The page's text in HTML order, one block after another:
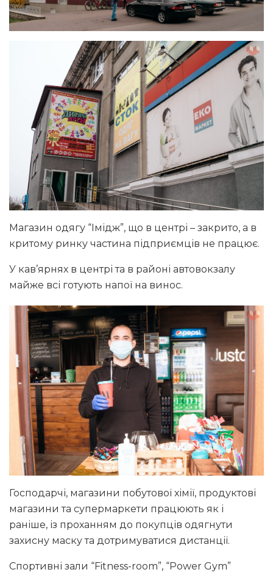
Магазин одягу “Імідж”, що в центрі – закрито, а в
критому ринку частина підприємців не працює.
У кав’ярнях в центрі та в районі автовокзалу
майже всі готують напої на винос.
Господарчі, магазини побутової хімії, продуктові
магазини та супермаркети працюють як і
раніше, із проханням до покупців одягнути
захисну маску та дотримуватися дистанції.
Спортивні зали “Fitness-room”, “Power Gym”